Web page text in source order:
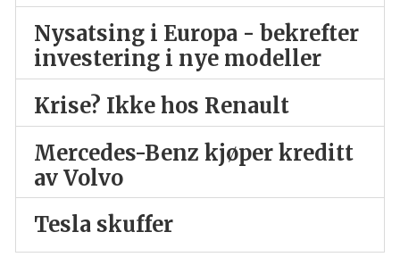
Nysatsing i Europa - bekrefter
investering i nye modeller
Krise? Ikke hos Renault
Mercedes-Benz kjøper kreditt
av Volvo
Tesla skuffer